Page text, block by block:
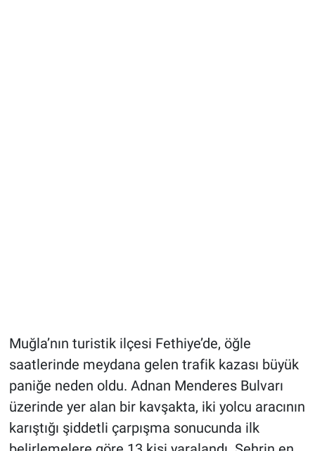
Muğla’nın turistik ilçesi Fethiye’de, öğle
saatlerinde meydana gelen trafik kazası büyük
paniğe neden oldu. Adnan Menderes Bulvarı
üzerinde yer alan bir kavşakta, iki yolcu aracının
karıştığı şiddetli çarpışma sonucunda ilk